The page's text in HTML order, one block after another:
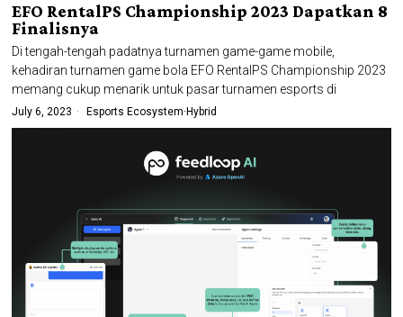
EFO RentalPS Championship 2023 Dapatkan 8
Finalisnya
Di tengah-tengah padatnya turnamen game-game mobile,
kehadiran turnamen game bola EFO RentalPS Championship 2023
memang cukup menarik untuk pasar turnamen esports di
July 6, 2023 Esports Ecosystem·Hybrid